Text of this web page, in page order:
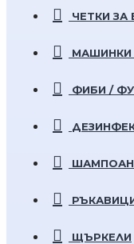
ЧЕТКИ ЗА
МАШИНКИ
ФИБИ /
ЩЪРКЕЛИ